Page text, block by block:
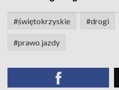
#świętokrzyskie #drogi
#prawo jazdy